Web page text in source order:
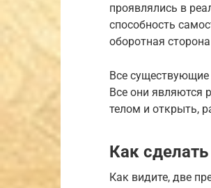
проявлялись в
способность
оборотная
Все существующие
Все они являются
телом и открыть,
Как
Как видите, две